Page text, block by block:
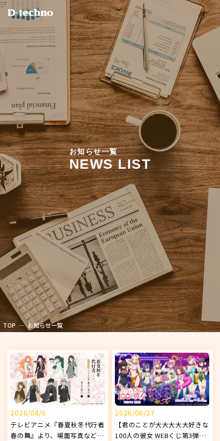
お知らせ一覧
NEWS LIST
TOP お知らせ一覧
2026/08/6
テレビアニメ『春夏秋冬代行者
春の舞』より、場面写真などを
2026/06/27
【君のことが大大大大大好きな
100人の彼女 WEBくじ第3弾